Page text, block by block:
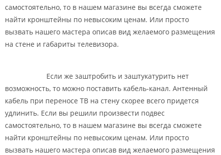
самостоятельно, то в нашем магазине вы всегда сможете
найти кронштейны по невысоким ценам. Или просто
вызвать нашего мастера описав вид желаемого размещения
на стене и габариты телевизора.
Если же заштробить и заштукатурить нет
возможность, то можно поставить кабель-канал. Антенный
кабель при переносе ТВ на стену скорее всего придется
удлинить. Если вы решили произвести подвес
самостоятельно, то в нашем магазине вы всегда сможете
найти кронштейны по невысоким ценам. Или просто
вызвать нашего мастера описав вид желаемого размещения